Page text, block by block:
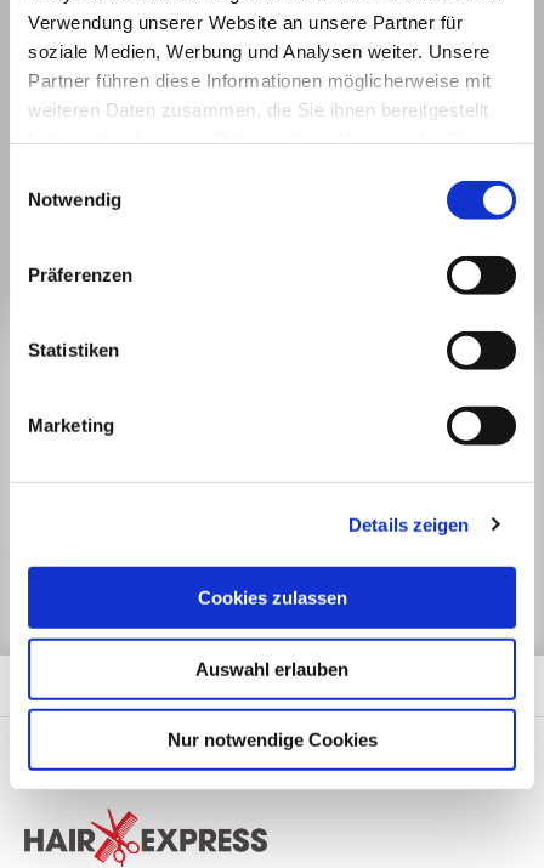
Verwendung unserer Website an unsere Partner für
soziale Medien, Werbung und Analysen weiter. Unsere
Partner führen diese Informationen möglicherweise mit
weiteren Daten zusammen, die Sie ihnen bereitgestellt
Notwendig
Präferenzen
Statistiken
Marketing
Details zeigen
Cookies zulassen
Auswahl erlauben
Nur notwendige Cookies
BLEIBEN WIR IN
KONTAKT.